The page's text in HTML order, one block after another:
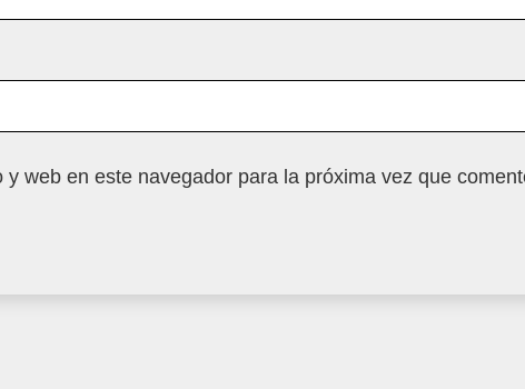
web en este navegador para la próxima vez que